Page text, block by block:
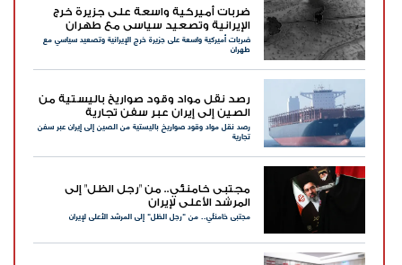
ضربات أميركية واسعة على جزيرة خرج
الإيرانية وتصعيد سياسي مع طهران
ضربات أميركية واسعة على جزيرة خرج الإيرانية وتصعيد سياسي مع
طهران
رصد نقل مواد وقود صواريخ باليستية من
الصين إلى إيران عبر سفن تجارية
رصد نقل مواد وقود صواريخ باليستية من الصين إلى إيران عبر سفن
تجارية
مجتبى خامنئي.. من "رجل الظل" إلى
المرشد الأعلى لإيران
مجتبى خامنئي.. من "رجل الظل" إلى المرشد الأعلى لإيران